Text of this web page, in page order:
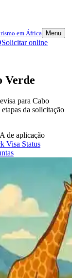
em África Menu
Solicitar online
Verde
para Cabo
da solicitação
de aplicação
Visa Status